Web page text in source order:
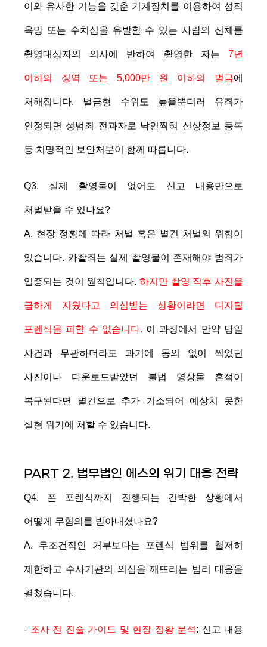
이와 유사한 기능을 갖춘 기계장치를 이용하여 성적
욕망 또는 수치심을 유발할 수 있는 사람의 신체를
촬영대상자의 의사에 반하여 촬영한 자는 7년
이하의 징역 또는 5,000만 원 이하의 벌금에
처해집니다. 벌금형 수위도 높을뿐더러 유죄가
인정되면 성범죄 전과자로 낙인찍혀 신상정보 등록
등 치명적인 보안처분이 함께 따릅니다.
Q3. 실제 촬영물이 없어도 신고 내용만으로
처벌받을 수 있나요?
A. 현장 정황에 따라 처벌 혹은 별건 처벌의 위험이
있습니다. 카촬죄는 실제 촬영물이 존재해야 범죄가
입증되는 것이 원칙입니다. 하지만 촬영 직후 사진을
급하게 지웠다고 의심받는 상황이라면 디지털
포렌식을 피할 수 없습니다. 이 과정에서 만약 당일
사건과 무관하더라도 과거에 동의 없이 찍었던
사진이나 다운로드받았던 불법 영상물 흔적이
복구된다면 별건으로 추가 기소되어 예상치 못한
실형 위기에 처할 수 있습니다.
PART 2. 법무법인 에스의 위기 대응 전략
Q4. 폰 포렌식까지 진행되는 긴박한 상황에서
어떻게 무혐의를 받아내셨나요?
A. 무조건적인 거부보다는 포렌식 범위를 철저히
제한하고 수사기관의 의심을 깨뜨리는 법리 대응을
펼쳤습니다.
- 조사 전 진술 가이드 및 현장 정황 분석: 신고 내용